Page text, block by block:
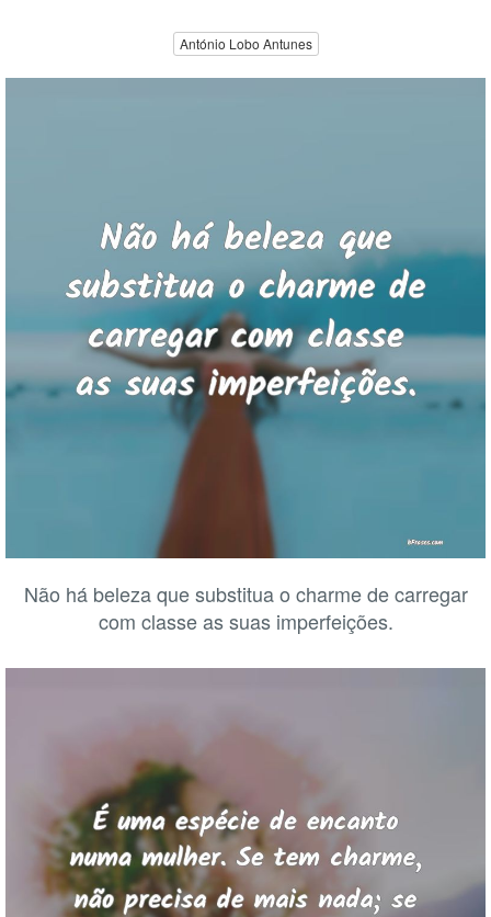
António Lobo Antunes
Não há beleza que substitua o charme de carregar
com classe as suas imperfeições.